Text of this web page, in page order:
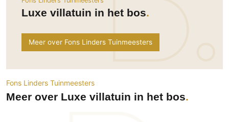
Woondecoratie
Inrichting
Roomdividers
Meubels
Verlichting
Ramen
Deursystemen
Glazen wandsystemen
Garagedeuren
Tuinmeubelen
Zwemmen
Kinderkamer
Slaapkamer
Thuisbioscoop
Toilet
Wellness
Werkkamer
Luxe villatuin in het bos
Meer over Fons Linders Tuinmeesters
Fons Linders Tuinmeesters
Meer over Luxe villatuin in het bos